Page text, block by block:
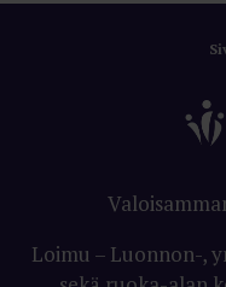
Loimu – Luonnon-,